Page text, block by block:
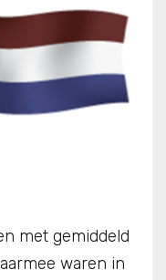
met gemiddeld
waren in